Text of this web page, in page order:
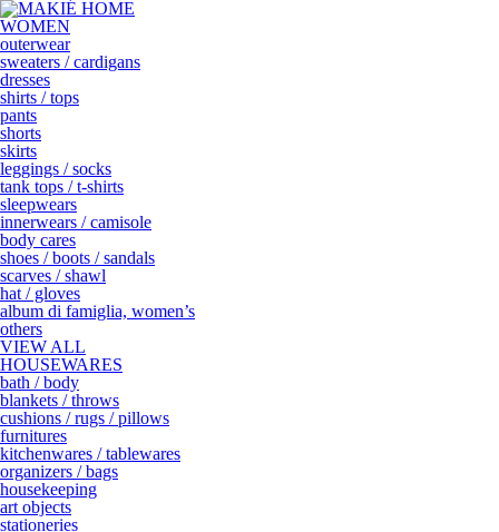
WOMEN
outerwear
sweaters / cardigans
dresses
shirts / tops
pants
shorts
skirts
leggings / socks
tank tops / t-shirts
sleepwears
innerwears / camisole
body cares
shoes / boots / sandals
scarves / shawl
hat / gloves
album di famiglia, women’s
others
VIEW ALL
HOUSEWARES
bath / body
blankets / throws
cushions / rugs / pillows
furnitures
kitchenwares / tablewares
organizers / bags
housekeeping
art objects
stationeries